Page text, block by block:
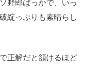
野郎ばっかで、いっ
綻っぷりも素晴らし
正解だと頷けるほど